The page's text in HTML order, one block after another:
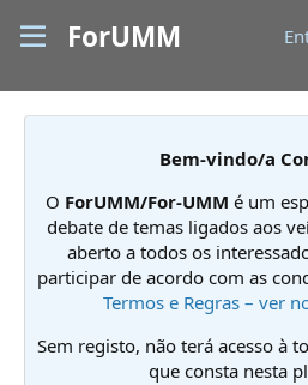
ForUMM
Bem-vindo/a
O ForUMM/For-UMM é um
debate de temas ligados aos
aberto a todos os
participar de acordo com as
Termos e Regras – ver
Sem registo, não terá acesso à
que consta nesta